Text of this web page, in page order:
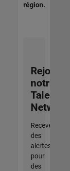
région.
Rejoignez
notre
Talent
Network
Recevez
des
alertes
pour
des